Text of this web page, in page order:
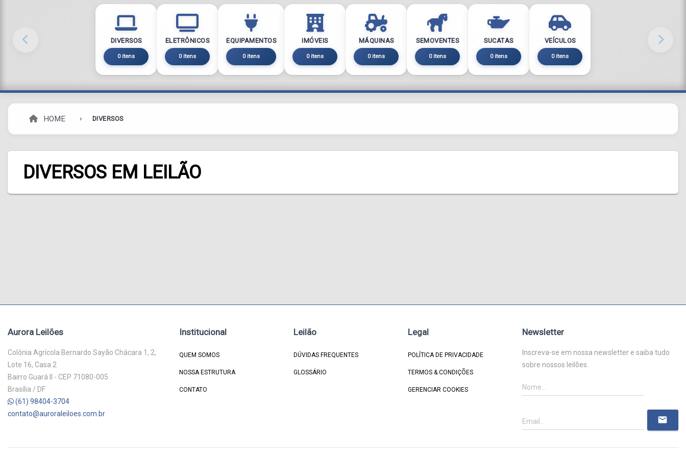
DIVERSOS
0 itens
ELETRÔNICOS
0 itens
EQUIPAMENTOS
0 itens
IMÓVEIS
0 itens
MÁQUINAS
0 itens
SEMOVENTES
0 itens
SUCATAS
0 itens
VEÍCULOS
0 itens
HOME DIVERSOS
DIVERSOS EM LEILÃO
Aurora Leilões
Colônia Agrícola Bernardo Sayão Chácara 1, 2,
Lote 16, Casa 2
Bairro Guará II - CEP 71080-005
Brasília / DF
(61) 98404-3704
contato@auroraleiloes.com.br
Institucional
QUEM SOMOS
NOSSA ESTRUTURA
CONTATO
Leilão
DÚVIDAS FREQUENTES
GLOSSÁRIO
Legal
POLÍTICA DE PRIVACIDADE
TERMOS & CONDIÇÕES
GERENCIAR COOKIES
Newsletter
Inscreva-se em nossa newsletter e saiba tudo
sobre nossos leilões.
mail